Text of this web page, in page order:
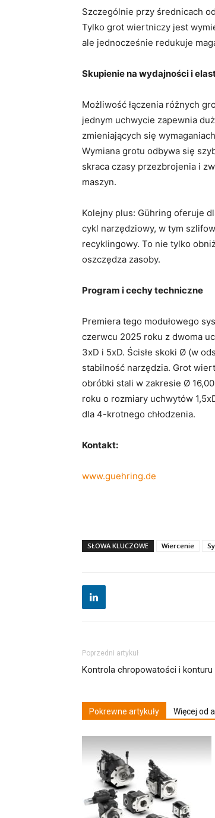
Szczególnie przy średnicach
Tylko grot wiertniczy jest
ale jednocześnie redukuje
Skupienie na wydajności i
Możliwość łączenia różnych
jednym uchwycie zapewnia
zmieniających się
Wymiana grotu odbywa się
skraca czasy przezbrojenia i
maszyn.
Kolejny plus: Gühring oferuje
cykl narzędziowy, w tym
recyklingowy. To nie tylko
oszczędza zasoby.
Program i cechy techniczne
Premiera tego modułowego
czerwcu 2025 roku z dwoma
3xD i 5xD. Ścisłe skoki Ø (w
stabilność narzędzia. Grot
obróbki stali w zakresie Ø
roku o rozmiary uchwytów
dla 4-krotnego chłodzenia.
Kontakt:
www.guehring.de
SŁOWA KLUCZOWE Wiercenie
Poprzedni artykuł
Kontrola chropowatości i konturu
Pokrewne artykuły Więcej od